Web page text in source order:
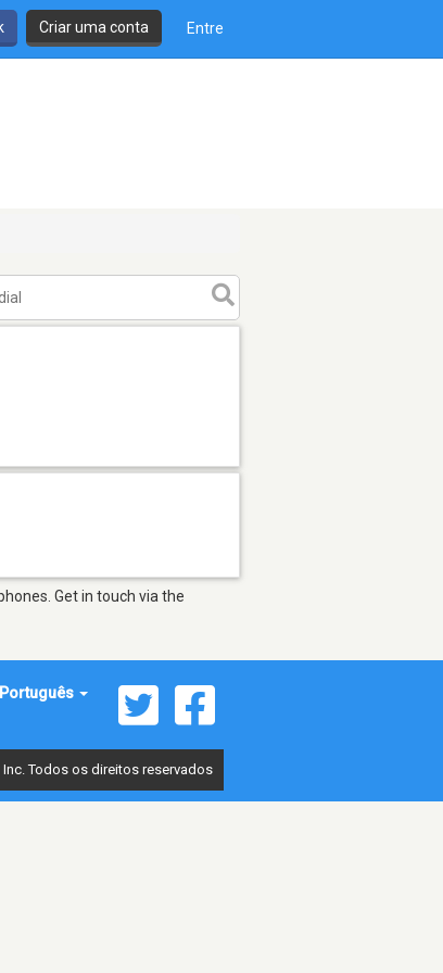
Criar uma conta Entre
Get in touch via the
Português
Todos os direitos reservados